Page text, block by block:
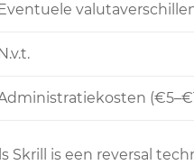
Skrill is een reversal